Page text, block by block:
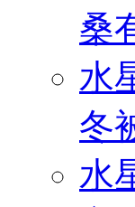
桑
水
冬
水